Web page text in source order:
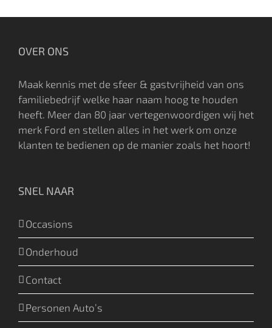
OVER ONS
Maak kennis met de sfeer & gastvrijheid van ons
familiebedrijf welke haar naam hoog te houden
heeft. Meer dan 80 jaar vertegenwoordigen wij het
merk Ford en stellen alles in het werk om onze
klanten te bedienen op de manier zoals het hoort!
SNEL NAAR
Occasions
Onderhoud
Contact
Personen Auto’s